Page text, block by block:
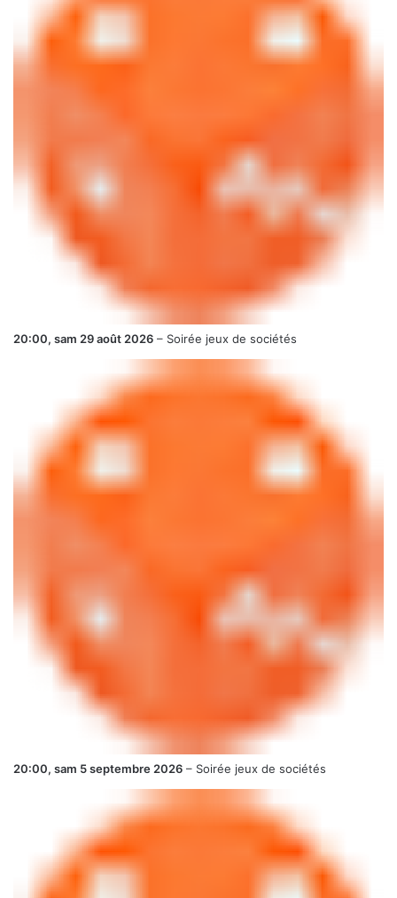
20:00, sam 29 août 2026 – Soirée jeux de sociétés
20:00, sam 5 septembre 2026 – Soirée jeux de sociétés